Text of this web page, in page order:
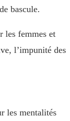
bascule.
les femmes et
l’impunité des
les mentalités